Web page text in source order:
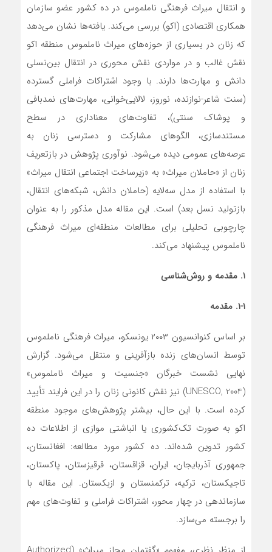
و انتقال میراث فرهنگی ناملموس در ده کشور عضو سازمان
همکاری اقتصادی (اکو) بررسی می‌کند. یافته‌ها نشان می‌دهد
که زنان در بسیاری از حوزه‌های میراث ناملموس منطقه اکو
نقش غالب و در مواردی نقش محوری در انتقال بین‌نسلی
دانش و مهارت‌ها دارند. با وجود اشتراکات فراملی گسترده
(سنت شاعر-نوازنده، نوروز، لالایی‌خوانی، مهارت‌های نمدبافی
و پوشاک سنتی)، تفاوت‌های معناداری در سطح
مستندسازی، الگوهای مشارکت و دسترسی زنان به
عرصه‌های عمومی دیده می‌شود. نوآوری پژوهش در بازتعریف
زنان از «حاملان میراث» به «زیرساخت اجتماعی انتقال میراث»
با استفاده از مدل سه‌لایه (حاملان دانش، شبکه‌های انتقال،
بازتولید نسل بعد) است. این مقاله مدل مذکور را به عنوان
چارچوبی تحلیلی برای مطالعات منطقه‌ای میراث فرهنگی
ناملموس پیشنهاد می‌کند.
۱. مقدمه و روش شناسی
۱-۱. مقدمه
بر اساس کنوانسیون ۲۰۰۳ یونسکو، میراث فرهنگی ناملموس
توسط انسان‌های زنده بازآفرینی و منتقل می‌شود. گزارش
نهایی نشست خبرگان «جنسیت و میراث ناملموس»
(UNESCO, 2004) نیز نقش کانونی زنان را در این فرایند تأیید
کرده است. با این حال، بیشتر پژوهش‌های موجود منطقه
اکو به صورت تک‌کشوری یا انباشتی موازی از اطلاعات ده
کشور تدوین شده‌اند. ده کشور مورد مطالعه: افغانستان،
جمهوری آذربایجان، ایران، قزاقستان، قرقیزستان، پاکستان،
تاجیکستان، ترکیه، ترکمنستان و ازبکستان. این مقاله با
سازماندهی در چهار محور، اشتراکات فراملی و تفاوت‌های مهم
را برجسته می‌سازد.